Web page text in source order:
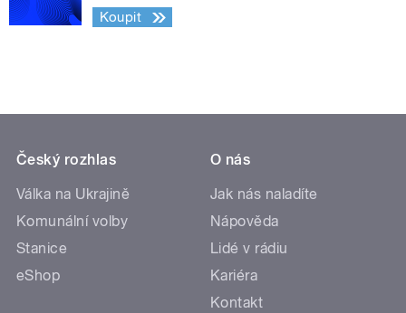
Koupit
Český rozhlas
Válka na Ukrajině
Komunální volby
Stanice
eShop
O nás
Jak nás naladíte
Nápověda
Lidé v rádiu
Kariéra
Kontakt